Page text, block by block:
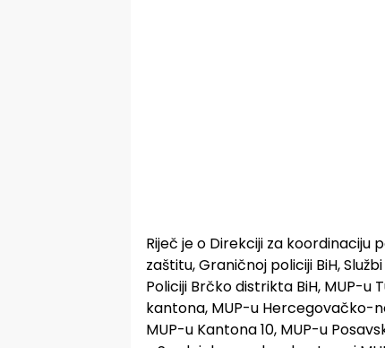
Riječ je o Direkciji za koordinaciju
zaštitu, Graničnoj policiji BiH,
Policiji Brčko distrikta BiH, MUP-
kantona, MUP-u Hercegovačko-
MUP-u Kantona 10, MUP-u